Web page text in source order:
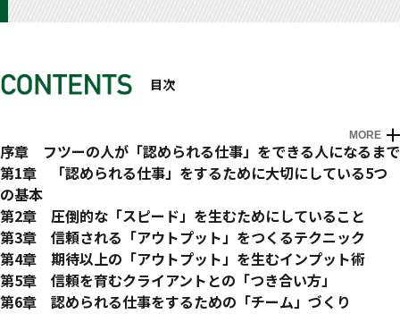
目次
MORE
はじめに
序章 フツーの人が「認められる仕事」をできる人になるまで
第1章 「認められる仕事」をするために大切にしている5つ
の基本
基本1 スピード
基本2 ノープライド
基本3 憑依させる
基本4 〝モチベーション〟はいらない
基本5 やらずに後悔するなら、やって後悔しろ
第2章 圧倒的な「スピード」を生むためにしていること
THEORY 01 強いインパクトを求められる仕事ほど「午前
中」にやる
THEORY 02 やるべき仕事の数だけ「パソコンのウィンド
ウ」を開けておく
第3章 信頼される「アウトプット」をつくるテクニック
THEORY 11 アーティスト目線とプロデューサー目線を使い
分ける
THEORY 12 前例を気にするクライアントには、あえて「パ
第4章 期待以上の「アウトプット」を生むインプット術
THEORY 18 あえて「気が散るような状態」をつくる
THEORY 19 データを毎日眺めていると、覚えなくても「基
第5章 信頼を育むクライアントとの「つき合い方」
THEORY 23 すべては「大好きな彼女・彼氏」に接するよう
第6章 認められる仕事をするための「チーム」づくり